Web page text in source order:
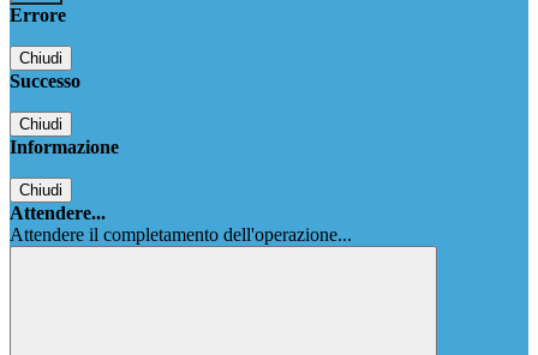
Errore
Chiudi
Successo
Chiudi
Informazione
Chiudi
Attendere...
Attendere il completamento dell'operazione...